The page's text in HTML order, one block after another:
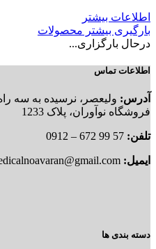
اطلاعات بیشتر
بارگیری بیشتر محصولات
درحال بارگزاری...
اطلاعات تماس
آدرس: ولیعصر، نرسیده به سه
فروشگاه نوآوران، پلاک 1233
تلفن: 57 99 672 – 0912
ایمیل:
دسته بندی ها